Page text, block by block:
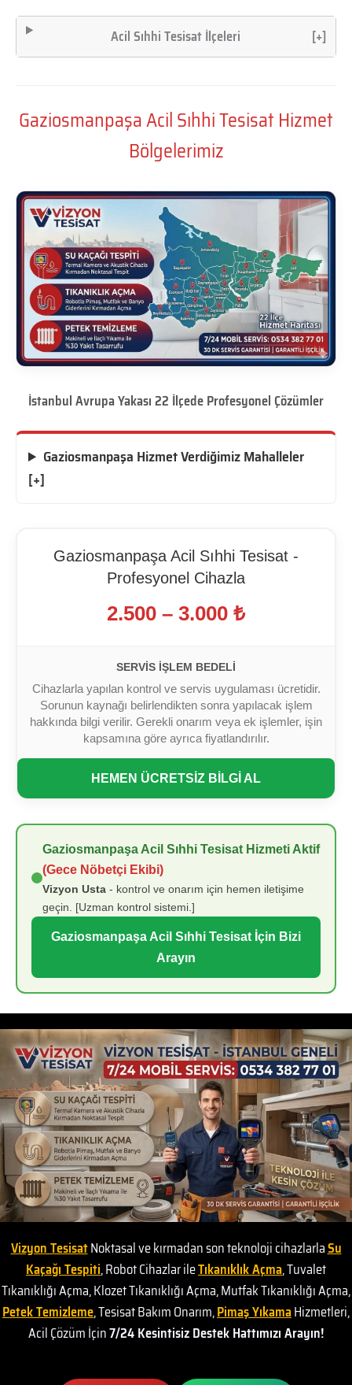
Acil Sıhhi Tesisat İlçeleri [+]
Gaziosmanpaşa Acil Sıhhi Tesisat Hizmet
Bölgelerimiz
İstanbul Avrupa Yakası 22 İlçede Profesyonel Çözümler
Gaziosmanpaşa Hizmet Verdiğimiz Mahalleler
[+]
Gaziosmanpaşa Acil Sıhhi Tesisat -
Profesyonel Cihazla
2.500 – 3.000 ₺
SERVIS İŞLEM BEDELI
Cihazlarla yapılan kontrol ve servis uygulaması ücretidir.
Sorunun kaynağı belirlendikten sonra yapılacak işlem
hakkında bilgi verilir. Gerekli onarım veya ek işlemler, işin
kapsamına göre ayrıca fiyatlandırılır.
HEMEN ÜCRETSİZ BİLGİ AL
Gaziosmanpaşa Acil Sıhhi Tesisat Hizmeti Aktif
(Gece Nöbetçi Ekibi)
Vizyon Usta - kontrol ve onarım için hemen iletişime
geçin. [Uzman kontrol sistemi.]
Gaziosmanpaşa Acil Sıhhi Tesisat İçin Bizi
Arayın
Vizyon TesisatNoktasal ve kırmadan son teknoloji cihazlarlaSu
Kaçağı Tespiti, Robot Cihazlar ileTıkanıklık Açma, Tuvalet
Tıkanıklığı Açma, Klozet Tıkanıklığı Açma, Mutfak Tıkanıklığı Açma,
Petek Temizleme, Tesisat Bakım Onarım,Pimaş YıkamaHizmetleri,
Acil Çözüm İçin7/24 Kesintisiz Destek Hattımızı Arayın!